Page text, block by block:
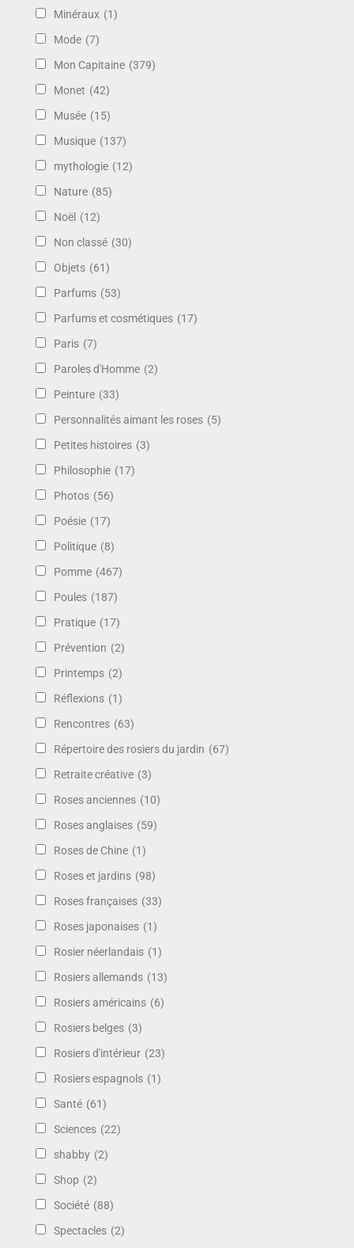
Minéraux (1)
Mode (7)
Mon Capitaine (379)
Monet (42)
Musée (15)
Musique (137)
mythologie (12)
Nature (85)
Noël (12)
Non classé (30)
Objets (61)
Parfums (53)
Parfums et cosmétiques (17)
Paris (7)
Paroles d'Homme (2)
Peinture (33)
Personnalités aimant les roses (5)
Petites histoires (3)
Philosophie (17)
Photos (56)
Poésie (17)
Politique (8)
Pomme (467)
Poules (187)
Pratique (17)
Prévention (2)
Printemps (2)
Réflexions (1)
Rencontres (63)
Répertoire des rosiers du jardin (67)
Retraite créative (3)
Roses anciennes (10)
Roses anglaises (59)
Roses de Chine (1)
Roses et jardins (98)
Roses françaises (33)
Roses japonaises (1)
Rosier néerlandais (1)
Rosiers allemands (13)
Rosiers américains (6)
Rosiers belges (3)
Rosiers d'intérieur (23)
Rosiers espagnols (1)
Santé (61)
Sciences (22)
shabby (2)
Shop (2)
Société (88)
Spectacles (2)